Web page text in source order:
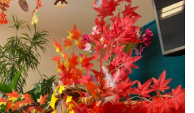
入居案内
採用情報